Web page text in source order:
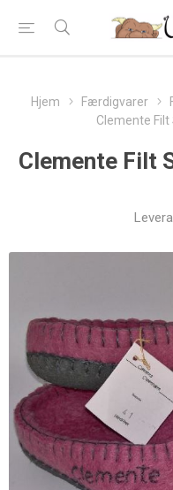
Hjem Færdigvarer
Clemente Filt
Clemente Filt